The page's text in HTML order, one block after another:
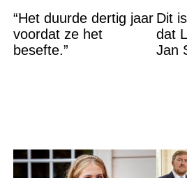
“Het duurde dertig jaar
voordat ze het
besefte.”
Dit
dat
Jan